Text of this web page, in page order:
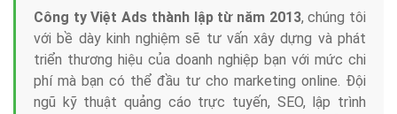
Công ty Việt Ads thành lập từ năm 2013, chúng tôi
với bề dày kinh nghiệm sẽ tư vấn xây dựng và phát
triển thương hiệu của doanh nghiệp bạn với mức chi
phí mà bạn có thể đầu tư cho marketing online. Đội
ngũ kỹ thuật quảng cáo trực tuyến, SEO, lập trình